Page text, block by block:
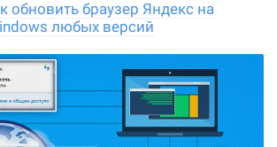
обновить браузер Яндекс на
любых версий